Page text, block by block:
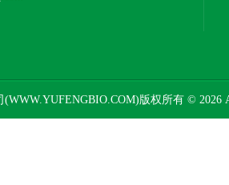
版权所有 © 2026